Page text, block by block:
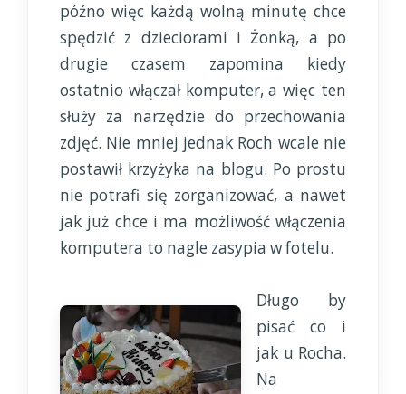
późno więc każdą wolną minutę chce
spędzić z dzieciorami i Żonką, a po
drugie czasem zapomina kiedy
ostatnio włączał komputer, a więc ten
służy za narzędzie do przechowania
zdjęć. Nie mniej jednak Roch wcale nie
postawił krzyżyka na blogu. Po prostu
nie potrafi się zorganizować, a nawet
jak już chce i ma możliwość włączenia
komputera to nagle zasypia w fotelu.
Długo by
pisać co i
jak u Rocha.
Na